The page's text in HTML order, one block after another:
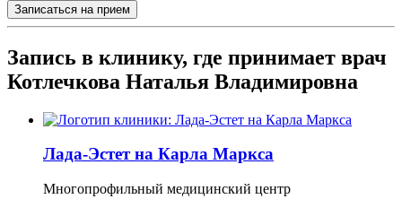
Записаться на прием
Запись в клинику, где принимает врач
Котлечкова Наталья Владимировна
Лада-Эстет на Карла Маркса
Многопрофильный медицинский центр